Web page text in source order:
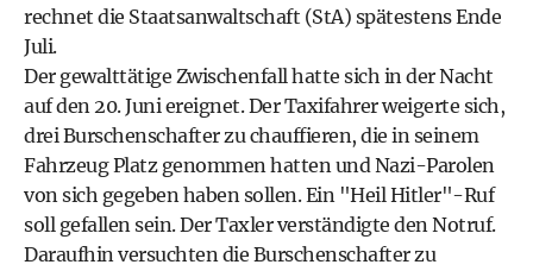
rechnet die Staatsanwaltschaft (StA) spätestens Ende
Juli.
Der gewalttätige Zwischenfall hatte sich in der Nacht
auf den 20. Juni ereignet. Der Taxifahrer weigerte sich,
drei Burschenschafter zu chauffieren, die in seinem
Fahrzeug Platz genommen hatten und Nazi-Parolen
von sich gegeben haben sollen. Ein "Heil Hitler"-Ruf
soll gefallen sein. Der Taxler verständigte den Notruf.
Daraufhin versuchten die Burschenschafter zu